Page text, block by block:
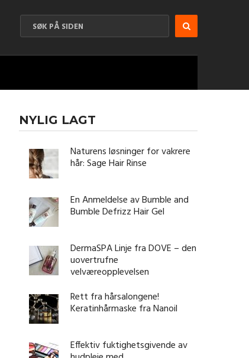
NYLIG LAGT
Naturens løsninger for vakrere
hår: Sage Hair Rinse
En Anmeldelse av Bumble and
Bumble Defrizz Hair Gel
DermaSPA Linje fra DOVE – den
uovertrufne
velværeopplevelsen
Rett fra hårsalongene!
Keratinhårmaske fra Nanoil
Effektiv fuktighetsgivende av